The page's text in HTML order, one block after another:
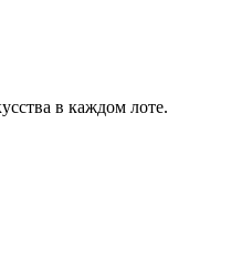
в каждом лоте.